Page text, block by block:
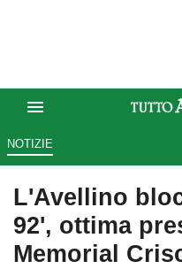
NOTIZIE
L'Avellino
92', ottima
Memorial